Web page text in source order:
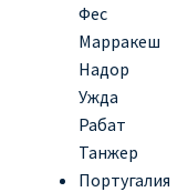
Фес
Марракеш
Надор
Ужда
Рабат
Танжер
Португалия